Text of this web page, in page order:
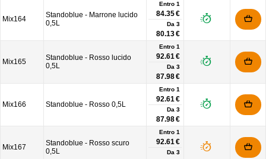
Mix164
Standoblue - Marrone lucido
0,5L
Entro 1
84.35 €
Da 3
80.13 €
Mix165
Standoblue - Rosso lucido
0,5L
Entro 1
92.61 €
Da 3
87.98 €
Mix166 Standoblue - Rosso 0,5L
Entro 1
92.61 €
Da 3
87.98 €
Mix167
Standoblue - Rosso scuro
0,5L
Entro 1
92.61 €
Da 3